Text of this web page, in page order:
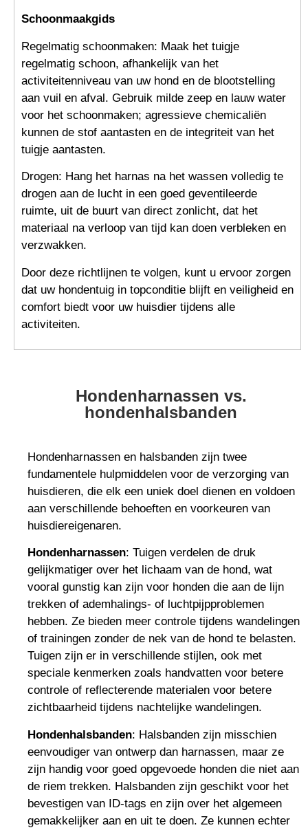
Schoonmaakgids
Regelmatig schoonmaken: Maak het tuigje
regelmatig schoon, afhankelijk van het
activiteitenniveau van uw hond en de blootstelling
aan vuil en afval. Gebruik milde zeep en lauw water
voor het schoonmaken; agressieve chemicaliën
kunnen de stof aantasten en de integriteit van het
tuigje aantasten.
Drogen: Hang het harnas na het wassen volledig te
drogen aan de lucht in een goed geventileerde
ruimte, uit de buurt van direct zonlicht, dat het
materiaal na verloop van tijd kan doen verbleken en
verzwakken.
Door deze richtlijnen te volgen, kunt u ervoor zorgen
dat uw hondentuig in topconditie blijft en veiligheid en
comfort biedt voor uw huisdier tijdens alle
activiteiten.
Hondenharnassen vs.
hondenhalsbanden
Hondenharnassen en halsbanden zijn twee
fundamentele hulpmiddelen voor de verzorging van
huisdieren, die elk een uniek doel dienen en voldoen
aan verschillende behoeften en voorkeuren van
huisdiereigenaren.
Hondenharnassen: Tuigen verdelen de druk
gelijkmatiger over het lichaam van de hond, wat
vooral gunstig kan zijn voor honden die aan de lijn
trekken of ademhalings- of luchtpijpproblemen
hebben. Ze bieden meer controle tijdens wandelingen
of trainingen zonder de nek van de hond te belasten.
Tuigen zijn er in verschillende stijlen, ook met
speciale kenmerken zoals handvatten voor betere
controle of reflecterende materialen voor betere
zichtbaarheid tijdens nachtelijke wandelingen.
Hondenhalsbanden: Halsbanden zijn misschien
eenvoudiger van ontwerp dan harnassen, maar ze
zijn handig voor goed opgevoede honden die niet aan
de riem trekken. Halsbanden zijn geschikt voor het
bevestigen van ID-tags en zijn over het algemeen
gemakkelijker aan en uit te doen. Ze kunnen echter